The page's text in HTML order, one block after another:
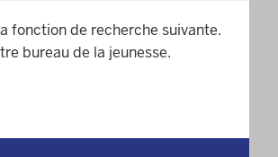
fonction de recherche suivante.
bureau de la jeunesse.